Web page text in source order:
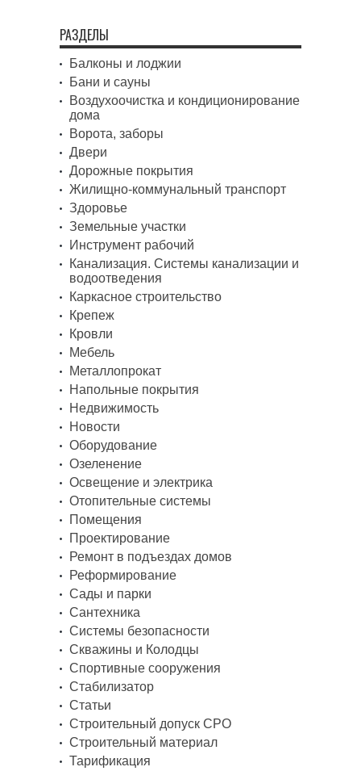
РАЗДЕЛЫ
Балконы и лоджии
Бани и сауны
Воздухоочистка и кондиционирование
дома
Ворота, заборы
Двери
Дорожные покрытия
Жилищно-коммунальный транспорт
Здоровье
Земельные участки
Инструмент рабочий
Канализация. Системы канализации и
водоотведения
Каркасное строительство
Крепеж
Кровли
Мебель
Металлопрокат
Напольные покрытия
Недвижимость
Новости
Оборудование
Озеленение
Освещение и электрика
Отопительные системы
Помещения
Проектирование
Ремонт в подъездах домов
Реформирование
Сады и парки
Сантехника
Системы безопасности
Скважины и Колодцы
Спортивные сооружения
Стабилизатор
Статьи
Строительный допуск СРО
Строительный материал
Тарификация